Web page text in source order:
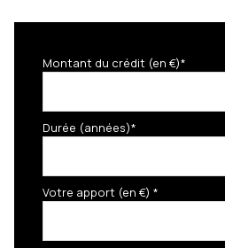
Montant du crédit (en €)*
Durée (années)*
Votre apport (en €) *